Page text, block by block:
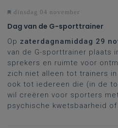
dinsdag 04 november
Dag van de G-sporttrainer
Op zaterdagnamiddag 29
van de G-sporttrainer plaats
sprekers en ruimte voor
zich niet alleen tot trainers
ook tot iedereen die (in de
wil creëren voor sporters
psychische kwetsbaarheid